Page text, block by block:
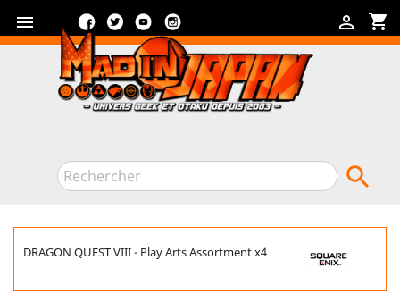
 shopping_cart

FacebookTwitterYouTube

DRAGON QUEST VIII - Play Arts Assortment x4